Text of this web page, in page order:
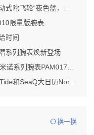
夜色蓝，云50”陶瓷腕表
限量版腕表
时间
系列腕表焕新登场
标志性设计融合高科技材质
日历Northern Tide限量版腕表
换一换